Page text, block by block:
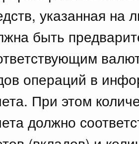
указанная на
быть
операций в
При этом
должно